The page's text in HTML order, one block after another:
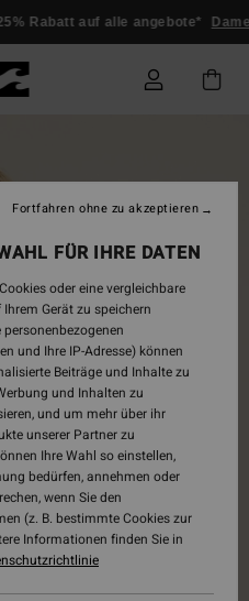
Rabatt auf alle angebote* Damen
FÜR IHRE DATEN
oder eine vergleichbare
Gerät zu speichern
und Ihre IP-Adresse) können
Beiträge und Inhalte zu
und Inhalten zu
und um mehr über ihr
unserer Partner zu
Ihre Wahl so einstellen,
bedürfen, annehmen oder
wenn Sie den
(z. B. bestimmte Cookies zur
Informationen finden Sie in
Fortfahren ohne zu akzeptieren